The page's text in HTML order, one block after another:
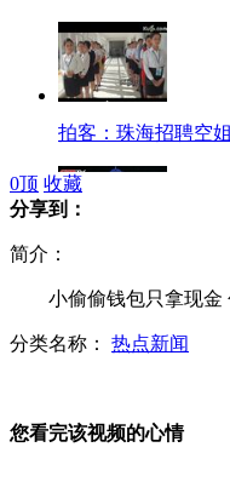
拍客：珠海招聘空
实拍国际杂技节金
0顶 收藏
分享到：
简介：
小偷偷钱包只拿现金
分类名称： 热点新闻
您看完该视频的心情